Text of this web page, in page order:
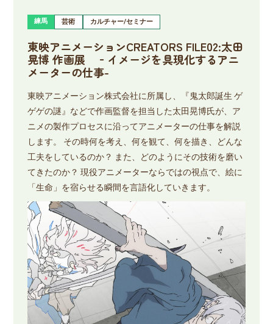
練馬 芸術 カルチャー/セミナー
東映アニメーションCREATORS FILE02:太田
晃博 作画展 ‐イメージを具現化するアニ
メーターの仕事-
東映アニメーション株式会社に所属し、『鬼太郎誕生 ゲ
ゲゲの謎』などで作画監督を担当した太田晃博氏が、ア
ニメの製作プロセスに沿ってアニメーターの仕事を解説
します。 その時何を考え、何を観て、何を描き、どんな
工夫をしているのか？ また、どのようにその技術を磨い
てきたのか？ 現役アニメーターならではの視点で、絵に
「生命」を宿らせる瞬間を言語化していきます。